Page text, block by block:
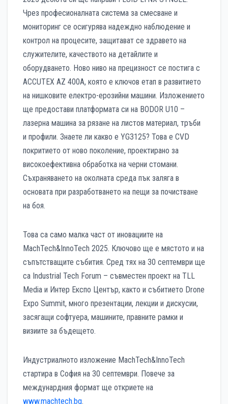
Чрез професионалната система за смесване и
мониторинг се осигурява надеждно наблюдение и
контрол на процесите, защитават се здравето на
служителите, качеството на детайлите и
оборудването. Ново ниво на прецизност се постига с
ACCUTEX AZ 400A, която е ключов етап в развитието
на нишковите електро-ерозийни машини. Изложението
ще предостави платформата си на BODOR U10 –
лазерна машина за рязане на листов материал, тръби
и профили. Знаете ли какво е YG3125? Това е CVD
покритието от ново поколение, проектирано за
високоефективна обработка на черни стомани.
Съхраняването на околната среда пък заляга в
основата при разработването на пещи за почистване
на боя.
Това са само малка част от иновациите на
MachTech&InnoTech 2025. Ключово ще е мястото и на
съпътстващите събития. Сред тях на 30 септември ще
са Industrial Tech Forum – съвместен проект на TLL
Media и Интер Експо Център, както и събитието Drone
Expo Summit, много презентации, лекции и дискусии,
засягащи софтуера, машините, правните рамки и
визиите за бъдещето.
Индустриалното изложение MachTech&InnoTech
стартира в София на 30 септември. Повече за
междунардния формат ще откриете на
www.machtech.bg.